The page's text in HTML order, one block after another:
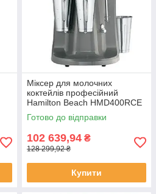
Міксер для молочних
коктейлів професійний
Hamilton Beach HMD400RCE
Готово до відправки
102 639,94 ₴
128 299,92 ₴
Купити